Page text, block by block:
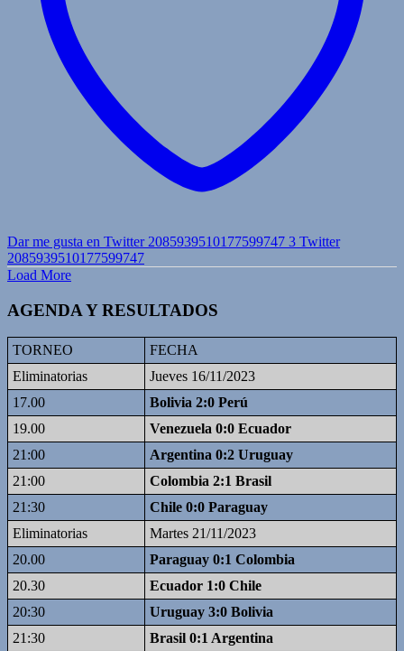
Dar me gusta en Twitter 2085939510177599747 3 Twitter
2085939510177599747
Load More
AGENDA Y RESULTADOS
TORNEO
FECHA
Eliminatorias
Jueves 16/11/2023
17.00
Bolivia 2:0 Perú
19.00
Venezuela 0:0 Ecuador
21:00
Argentina 0:2 Uruguay
21:00
Colombia 2:1 Brasil
21:30
Chile 0:0 Paraguay
Eliminatorias
Martes 21/11/2023
20.00
Paraguay 0:1 Colombia
20.30
Ecuador 1:0 Chile
20:30
Uruguay 3:0 Bolivia
21:30
Brasil 0:1 Argentina